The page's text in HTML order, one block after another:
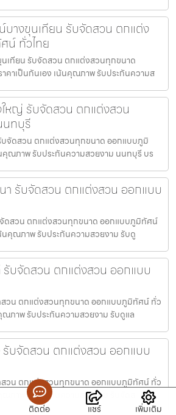
างขุนเทียน รับจัดสวน ตกแต่ง
น์ ทั่วไทย
เทียน รับจัดสวน ตกแต่งสวนทุกขนาด
คาเป็นกันเอง เน้นคุณภาพ รับประกันความส
หญ่ รับจัดสวน ตกแต่งสวน
ทบุรี
บจัดสวน ตกแต่งสวนทุกขนาด ออกแบบภูมิ
คุณภาพ รับประกันความสวยงาม นนทบุรี บร
รับจัดสวน ตกแต่งสวน ออกแบบ
ดสวน ตกแต่งสวนทุกขนาด ออกแบบภูมิทัศน์
นคุณภาพ รับประกันความสวยงาม รับดู
บจัดสวน ตกแต่งสวน ออกแบบ
วน ตกแต่งสวนทุกขนาด ออกแบบภูมิทัศน์ ทั่ว
ณภาพ รับประกันความสวยงาม รับดูแล
บจัดสวน ตกแต่งสวน ออกแบบ
วน ตกแต่งสวนทุกขนาด ออกแบบภูมิทัศน์ ทั่ว
คุณภาพ รับประกันความสวยงาม รับจัดส
ติดต่อ แชร์ เพิ่มเติม